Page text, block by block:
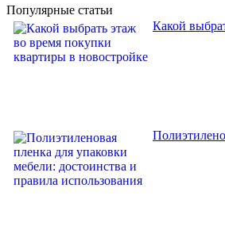
Популярные статьи
Какой